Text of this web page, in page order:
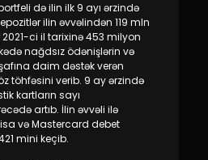
Keşbek
Tariflər
Resursları
də ilin ilk 9 ayı ərzində
ilin əvvəlindən 119 mln
ci il tarixinə 453 milyon
nağdsız ödənişlərin və
daim dəstək verən
töhfəsini verib. 9 ay ərzində
kartların sayı
artıb. İlin əvvəli ilə
və Mastercard debet
mini keçib.